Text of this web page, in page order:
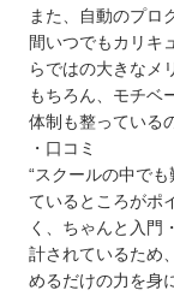
また、自動のプロ
間いつでもカリキ
らではの大きなメ
もちろん、モチベ
体制も整っている
・口コミ
“スクールの中で
ているところがポ
く、ちゃんと入門
計されているため
めるだけの力を身